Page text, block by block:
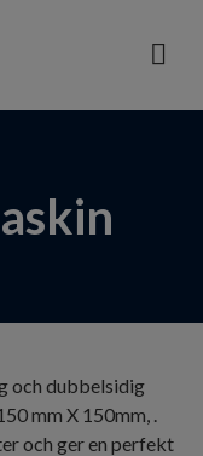
och dubbelsidig
mm X 150mm, .
och ger en perfekt